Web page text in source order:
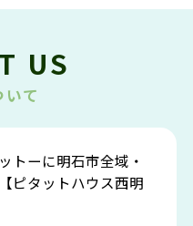
US
て
トーに明石市全域・
ピタットハウス西明